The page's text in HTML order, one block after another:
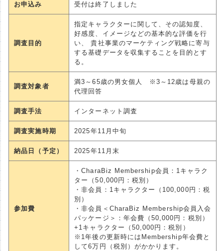
お申込み 受付は終了しました
調査目的
指定キャラクターに関して、その認知度、
好感度、イメージなどの基本的な評価を行
い、 貴社事業のマーケティング戦略に寄与
する基礎データを収集することを目的とす
る。
調査対象者
満3～65歳の男女個人 ※3～12歳は母親の
代理回答
調査手法 インターネット調査
調査実施時期 2025年11月中旬
納品日（予定） 2025年11月末
参加費
・CharaBiz Membership会員：1キャラク
ター（50,000円：税別）
・非会員：1キャラクター（100,000円：税
別）
・非会員＜CharaBiz Membership会員入会
パッケージ＞：年会費（50,000円：税別）
+1キャラクター（50,000円：税別）
※1年後の更新時にはMembership年会費と
して6万円（税別）がかかります。